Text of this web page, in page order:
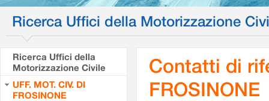
Ricerca Uffici della Motorizzazione
Ricerca Uffici della
Motorizzazione Civile
UFF. MOT. CIV. DI
FROSINONE
Contatti di
FROSINONE